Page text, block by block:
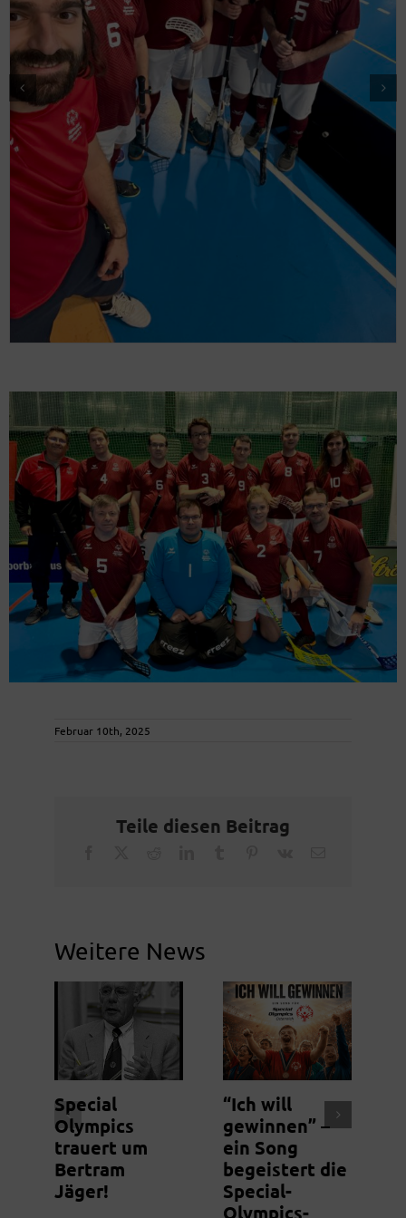
Februar 10th, 2025
Teile diesen Beitrag
Weitere News
Special
Olympics
trauert um
Bertram
Jäger!
“Ich will
gewinnen” –
ein Song
begeistert die
Special-
Olympics-